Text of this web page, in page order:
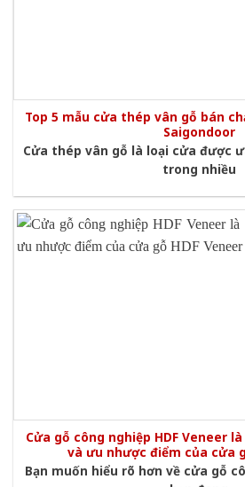
Top 5 mẫu cửa thép vân gỗ bán
Saigondoor
Cửa thép vân gỗ là loại cửa được
trong nhiều
Cửa gỗ công nghiệp HDF Veneer
và ưu nhược điểm của cửa
Bạn muốn hiểu rõ hơn về cửa gỗ